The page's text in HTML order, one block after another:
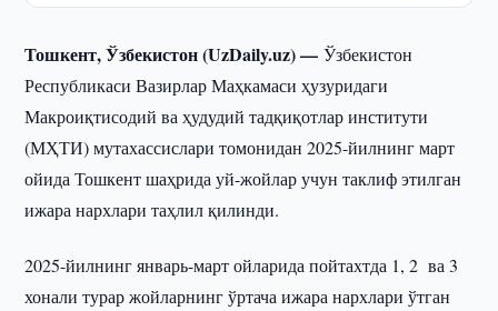
Тошкент, Ўзбекистон (UzDaily.uz) —Ўзбекистон
Республикаси Вазирлар Маҳкамаси ҳузуридаги
Макроиқтисодий ва ҳудудий тадқиқотлар институти
(МҲТИ) мутахассислари томонидан 2025-йилнинг март
ойида Тошкент шаҳрида уй-жойлар учун таклиф этилган
ижара нархлари таҳлил қилинди.
2025-йилнинг январь-март ойларида пойтахтда 1, 2 ва 3
хонали турар жойларнинг ўртача ижара нархлари ўтган